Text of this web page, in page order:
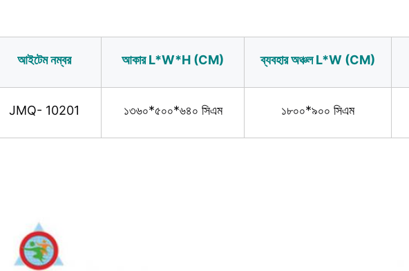
আইটেম নম্বর আকার L*W*H (CM) ব্যবহার অঞ্চল L*W (CM)
JMQ- 10201 ১৩৬০*৫০০*৬৪০ সিএম ১৮০০*৯০০ সিএম